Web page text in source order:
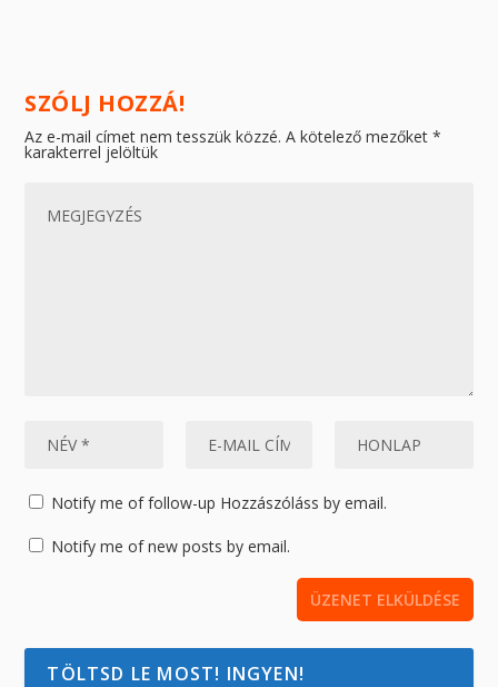
SZÓLJ HOZZÁ!
Az e-mail címet nem tesszük közzé. A kötelező mezőket*
karakterrel jelöltük
Notify me of follow-up Hozzászóláss by email.
Notify me of new posts by email.
TÖLTSD LE MOST! INGYEN!